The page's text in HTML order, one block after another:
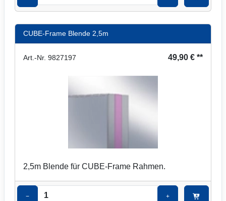
CUBE-Frame Blende 2,5m
Art.-Nr. 9827197 49,90 € **
2,5m Blende für CUBE-Frame Rahmen.
− +